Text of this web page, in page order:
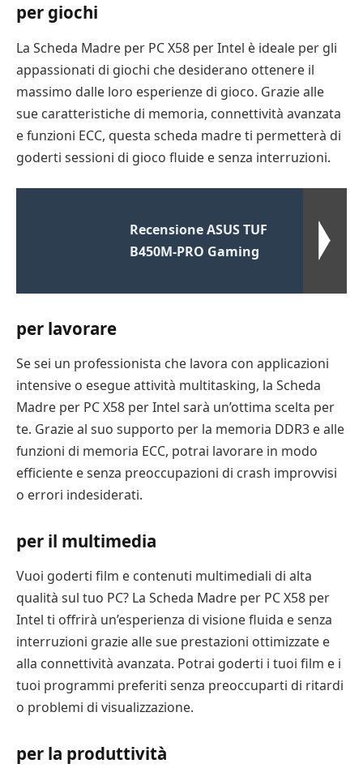
per giochi
La Scheda Madre per PC X58 per Intel è ideale per gli
appassionati di giochi che desiderano ottenere il
massimo dalle loro esperienze di gioco. Grazie alle
sue caratteristiche di memoria, connettività avanzata
e funzioni ECC, questa scheda madre ti permetterà di
goderti sessioni di gioco fluide e senza interruzioni.
Recensione ASUS TUF
B450M-PRO Gaming
per lavorare
Se sei un professionista che lavora con applicazioni
intensive o esegue attività multitasking, la Scheda
Madre per PC X58 per Intel sarà un’ottima scelta per
te. Grazie al suo supporto per la memoria DDR3 e alle
funzioni di memoria ECC, potrai lavorare in modo
efficiente e senza preoccupazioni di crash improvvisi
o errori indesiderati.
per il multimedia
Vuoi goderti film e contenuti multimediali di alta
qualità sul tuo PC? La Scheda Madre per PC X58 per
Intel ti offrirà un’esperienza di visione fluida e senza
interruzioni grazie alle sue prestazioni ottimizzate e
alla connettività avanzata. Potrai goderti i tuoi film e i
tuoi programmi preferiti senza preoccuparti di ritardi
o problemi di visualizzazione.
per la produttività